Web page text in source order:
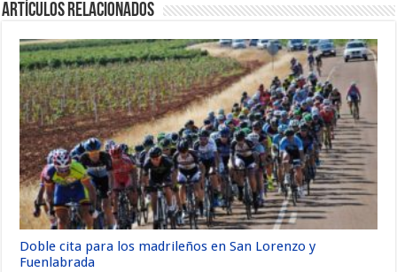
Artículos relacionados
Doble cita para los madrileños en San Lorenzo y
Fuenlabrada